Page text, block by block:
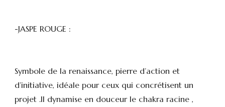
-JASPE ROUGE :
Symbole de la renaissance, pierre d’action et
d’initiative, idéale pour ceux qui concrétisent un
projet .Il dynamise en douceur le chakra racine ,